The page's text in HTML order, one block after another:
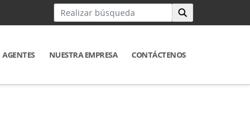
AGENTES NUESTRA EMPRESA CONTÁCTENOS